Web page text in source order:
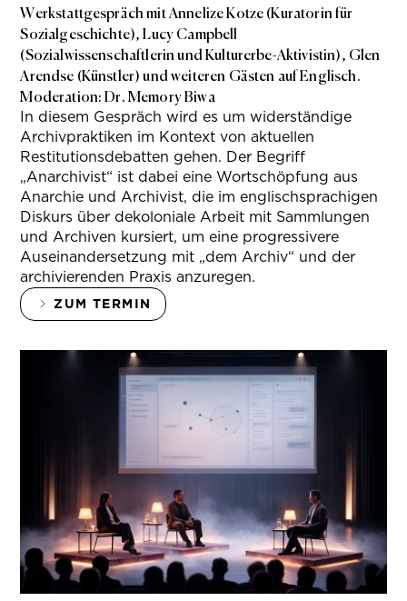
Werkstattgespräch mit Annelize Kotze (Kuratorin für
Sozialgeschichte), Lucy Campbell
(Sozialwissenschaftlerin und Kulturerbe-Aktivistin), Glen
Arendse (Künstler) und weiteren Gästen auf Englisch.
Moderation: Dr. Memory Biwa
In diesem Gespräch wird es um widerständige
Archivpraktiken im Kontext von aktuellen
Restitutionsdebatten gehen. Der Begriff
„Anarchivist“ ist dabei eine Wortschöpfung aus
Anarchie und Archivist, die im englischsprachigen
Diskurs über dekoloniale Arbeit mit Sammlungen
und Archiven kursiert, um eine progressivere
Auseinandersetzung mit „dem Archiv“ und der
archivierenden Praxis anzuregen.
ZUM TERMIN